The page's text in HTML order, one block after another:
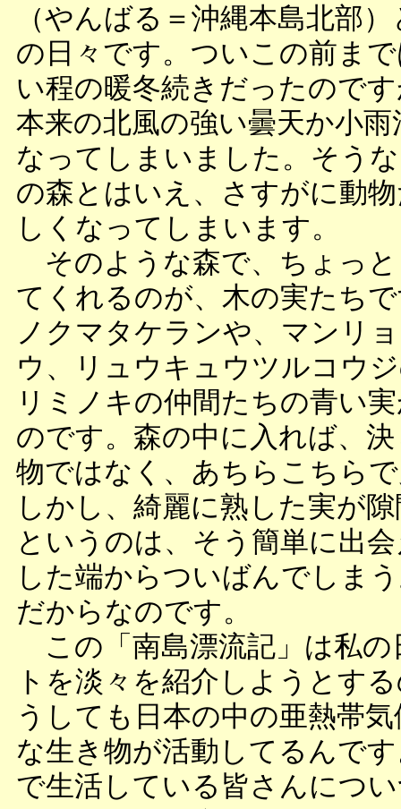
（やんばる＝沖縄本島北部
の日々です。ついこの前ま
い程の暖冬続きだったので
本来の北風の強い曇天か小
なってしまいました。そう
の森とはいえ、さすがに動
しくなってしまいます。
そのような森で、ちょっ
てくれるのが、木の実たち
ノクマタケランや、マンリ
ウ、リュウキュウツルコウ
リミノキの仲間たちの青い
のです。森の中に入れば、
物ではなく、あちらこちら
しかし、綺麗に熟した実が
というのは、そう簡単に出
した端からついばんでしま
だからなのです。
この「南島漂流記」は私の
トを淡々を紹介しようとす
うしても日本の中の亜熱帯
な生き物が活動してるんで
で生活している皆さんにつ